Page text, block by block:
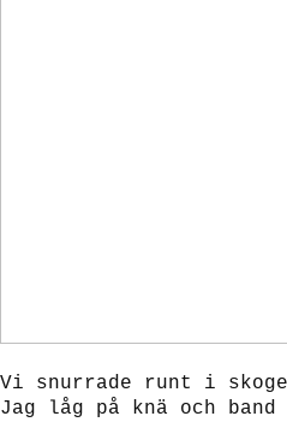
Vi snurrade runt i
Jag låg på knä och band